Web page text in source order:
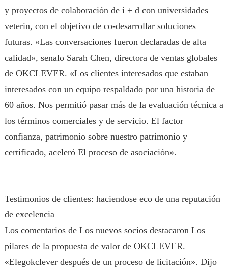
y proyectos de colaboración de i + d con universidades
veterin, con el objetivo de co-desarrollar soluciones
futuras. «Las conversaciones fueron declaradas de alta
calidad», senalo Sarah Chen, directora de ventas globales
de OKCLEVER. «Los clientes interesados que estaban
interesados con un equipo respaldado por una historia de
60 años. Nos permitió pasar más de la evaluación técnica a
los términos comerciales y de servicio. El factor
confianza, patrimonio sobre nuestro patrimonio y
certificado, aceleró El proceso de asociación».
Testimonios de clientes: haciendose eco de una reputación
de excelencia
Los comentarios de Los nuevos socios destacaron Los
pilares de la propuesta de valor de OKCLEVER.
«Elegokclever después de un proceso de licitación». Dijo